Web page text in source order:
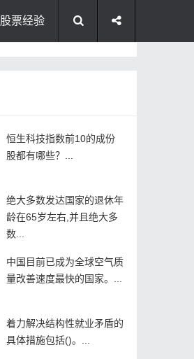
股票经验
恒生科技指数前10的成份
股都有哪些？...
绝大多数发达国家的退休年
龄在65岁左右,并且绝大多
数...
中国目前已成为全球空气质
量改善速度最快的国家。...
着力解决结构性就业矛盾的
具体措施包括()。...